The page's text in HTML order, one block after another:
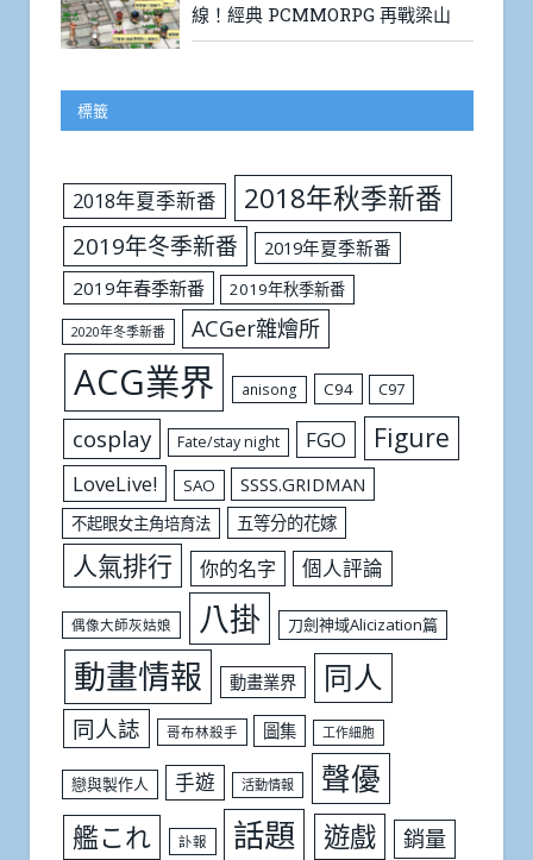
線！經典 PCMMORPG 再戰梁山
標籤
2018年夏季新番 2018年秋季新番
2019年冬季新番
2019年夏季新番
2019年春季新番
2019年秋季新番
2020年冬季新番 ACGer雜燴所
ACG業界 anisong C94 C97
cosplay Fate/stay night FGO Figure
LoveLive! SAO SSSS.GRIDMAN
不起眼女主角培育法 五等分的花嫁
人氣排行 你的名字 個人評論
偶像大師灰姑娘 八掛 刀劍神域Alicization篇
動畫情報 動畫業界 同人
同人誌 哥布林殺手 圖集 工作細胞
戀與製作人 手遊 活動情報 聲優
艦これ 訃報 話題 遊戲 銷量